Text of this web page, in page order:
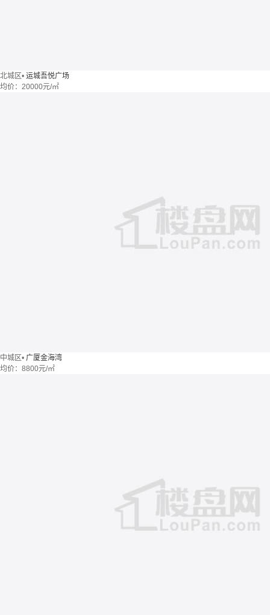
北城区• 运城吾悦广场
均价： 20000元/㎡
中城区• 广厦金海湾
均价： 8800元/㎡